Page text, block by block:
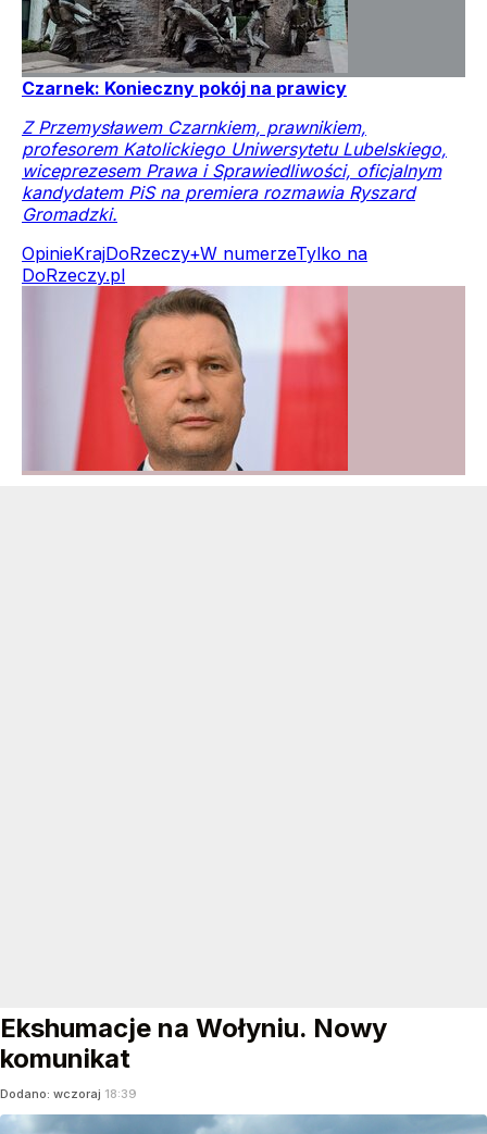
Czarnek: Konieczny pokój na prawicy
Z Przemysławem Czarnkiem, prawnikiem,
profesorem Katolickiego Uniwersytetu Lubelskiego,
wiceprezesem Prawa i Sprawiedliwości, oficjalnym
kandydatem PiS na premiera rozmawia Ryszard
Gromadzki.
OpinieKrajDoRzeczy+W numerzeTylko na
DoRzeczy.pl
Ekshumacje na Wołyniu. Nowy
komunikat
Dodano: wczoraj 18:39